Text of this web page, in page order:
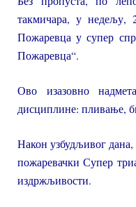
такмичара, у недељу,
Пожаревца у супер
Пожаревца“.
Ово изазовно
дисциплине: пливање,
Након узбудљивог дана,
пожаревачки Супер
издржљивости.